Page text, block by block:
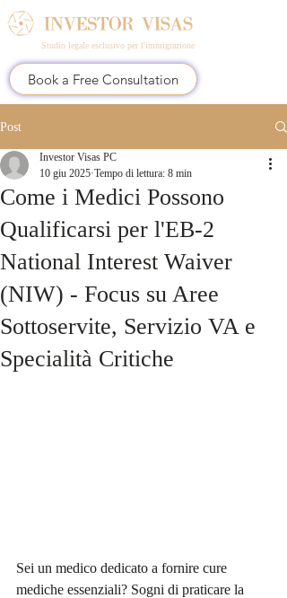
Studio legale esclusivo per l'immigrazione
Book a Free Consultation
Post
Come i Medici Possono
Qualificarsi per l'EB-2
National Interest Waiver
(NIW) - Focus su Aree
Sottoservite, Servizio VA e
Specialità Critiche
Investor Visas PC
10 giu 2025 Tempo di lettura: 8 min
Sei un medico dedicato a fornire cure
mediche essenziali? Sogni di praticare la